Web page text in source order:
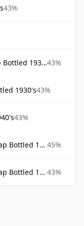
43%
1930s 43%
1930's43%
43%
1950's 45%
Wide Bottle 43%